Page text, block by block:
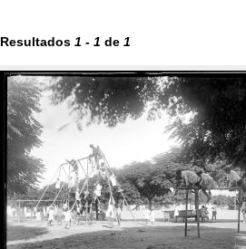
Resultados 1 - 1 de 1